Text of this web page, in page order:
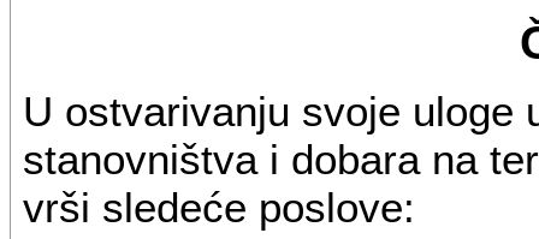
U ostvarivanju svoje uloge
stanovništva i dobara na
vrši sledeće poslove: